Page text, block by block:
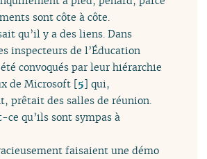
sont côte à côte.
qu’il y a des liens. Dans
inspecteurs de l’Éducation
convoqués par leur hiérarchie
de Microsoft [5] qui,
prêtait des salles de réunion.
ce qu’ils sont sympas à
faisaient une démo